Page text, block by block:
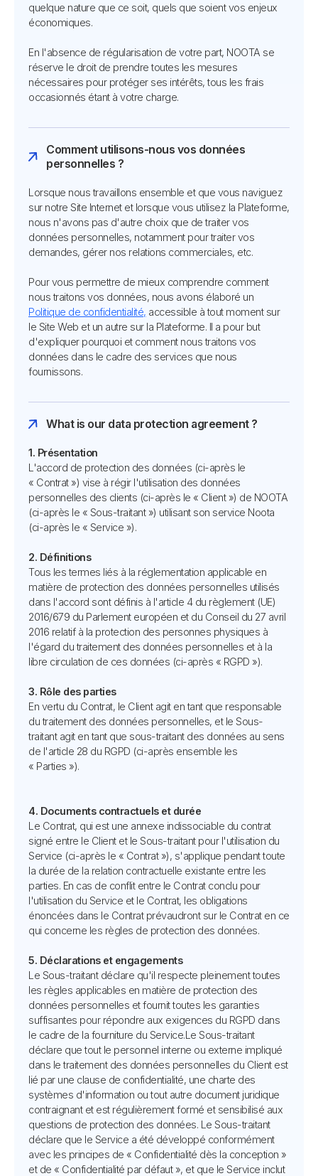
quelque nature que ce soit, quels que soient vos enjeux
économiques.
En l'absence de régularisation de votre part, NOOTA se
réserve le droit de prendre toutes les mesures
nécessaires pour protéger ses intérêts, tous les frais
occasionnés étant à votre charge.
Comment utilisons-nous vos données
personnelles ?
Lorsque nous travaillons ensemble et que vous naviguez
sur notre Site Internet et lorsque vous utilisez la Plateforme,
nous n'avons pas d'autre choix que de traiter vos
données personnelles, notamment pour traiter vos
demandes, gérer nos relations commerciales, etc.
Pour vous permettre de mieux comprendre comment
nous traitons vos données, nous avons élaboré un
Politique de confidentialité, accessible à tout moment sur
le Site Web et un autre sur la Plateforme. Il a pour but
d'expliquer pourquoi et comment nous traitons vos
données dans le cadre des services que nous
fournissons.
What is our data protection agreement ?
1. Présentation
L'accord de protection des données (ci-après le
« Contrat ») vise à régir l'utilisation des données
personnelles des clients (ci-après le « Client ») de NOOTA
(ci-après le « Sous-traitant ») utilisant son service Noota
(ci-après le « Service »).
2. Définitions
Tous les termes liés à la réglementation applicable en
matière de protection des données personnelles utilisés
dans l'accord sont définis à l'article 4 du règlement (UE)
2016/679 du Parlement européen et du Conseil du 27 avril
2016 relatif à la protection des personnes physiques à
l'égard du traitement des données personnelles et à la
libre circulation de ces données (ci-après « RGPD »).
3. Rôle des parties
En vertu du Contrat, le Client agit en tant que responsable
du traitement des données personnelles, et le Sous-
traitant agit en tant que sous-traitant des données au sens
de l'article 28 du RGPD (ci-après ensemble les
« Parties »).
4. Documents contractuels et durée
Le Contrat, qui est une annexe indissociable du contrat
signé entre le Client et le Sous-traitant pour l'utilisation du
Service (ci-après le « Contrat »), s'applique pendant toute
la durée de la relation contractuelle existante entre les
parties. En cas de conflit entre le Contrat conclu pour
l'utilisation du Service et le Contrat, les obligations
énoncées dans le Contrat prévaudront sur le Contrat en ce
qui concerne les règles de protection des données.
5. Déclarations et engagements
Le Sous-traitant déclare qu'il respecte pleinement toutes
les règles applicables en matière de protection des
données personnelles et fournit toutes les garanties
suffisantes pour répondre aux exigences du RGPD dans
le cadre de la fourniture du Service.Le Sous-traitant
déclare que tout le personnel interne ou externe impliqué
dans le traitement des données personnelles du Client est
lié par une clause de confidentialité, une charte des
systèmes d'information ou tout autre document juridique
contraignant et est régulièrement formé et sensibilisé aux
questions de protection des données. Le Sous-traitant
déclare que le Service a été développé conformément
avec les principes de « Confidentialité dès la conception »
et de « Confidentialité par défaut », et que le Service inclut